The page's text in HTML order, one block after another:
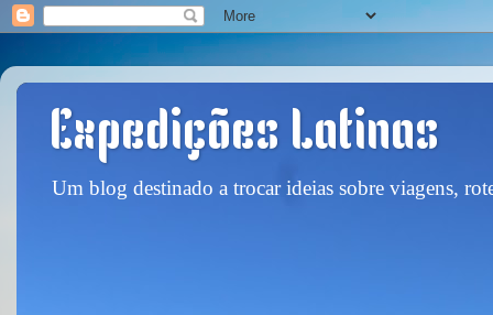
Expedições Latinas
Um blog destinado a trocar ideias sobre viagens,